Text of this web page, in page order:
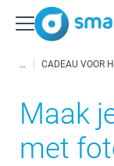
CADEAU VOOR
Maak
met